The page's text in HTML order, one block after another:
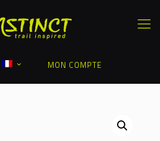
MON COMPTE